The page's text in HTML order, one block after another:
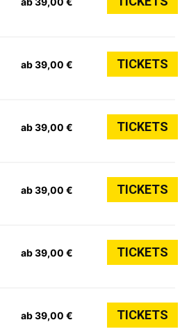
ab 39,00 € TICKETS
ab 39,00 € TICKETS
ab 39,00 € TICKETS
ab 39,00 € TICKETS
ab 39,00 € TICKETS